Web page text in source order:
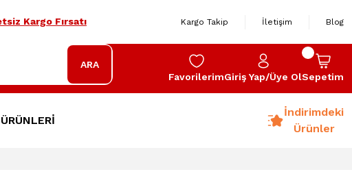
Kargo Fırsatı Kargo Takip İletişim Blog
ARA
FavorilerimGiriş Yap/Üye OlSepetim
İndirimdeki
Ürünler